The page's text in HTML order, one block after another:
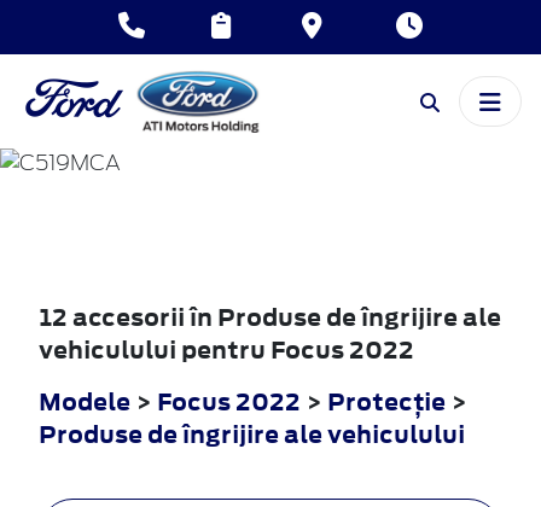
FOCUS
12 accesorii în Produse de îngrijire ale
vehiculului pentru Focus 2022
Modele > Focus 2022 > Protecţie >
Produse de îngrijire ale vehiculului